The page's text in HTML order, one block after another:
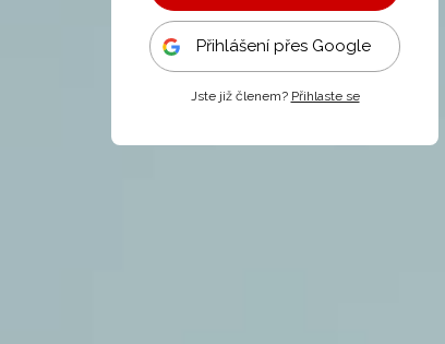
Přihlášení přes Google
Jste již členem? Přihlaste se